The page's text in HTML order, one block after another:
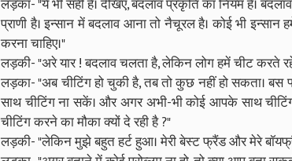
लड़का- "ये भी सही है। देखिए, बदलाव प्रकृति का नियम है।
प्राणी है। इन्सान में बदलाव आना तो नैचूरल है। कोई भी
करना चाहिए।"
लड़की- "अरे यार ! बदलाव चलता है, लेकिन लोग हमें चीट करते
लड़का- "अब चीटिंग हो चुकी है, तब तो कुछ नहीं हो सकता।
साथ चीटिंग ना सकें। और अगर अभी-भी कोई आपके साथ
चीटिंग करने का मौका क्यों दे रही है ?"
लड़की- "लेकिन मुझे बहुत हर्ट हुआ। मेरी बेस्ट फ्रैंड और मेरे